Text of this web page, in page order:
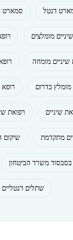
דנטל
סמארט
מומלצים
שיניים מומחה
מומלץ בדרום
שיניים
רפואת
מתקדמת
משרד הביטחון
שתלים דנטליים